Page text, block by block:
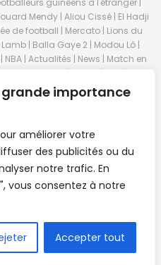
importance
améliorer votre
des publicités ou du
notre trafic. En
vous consentez à notre
Accepter tout
guinéens à l'étranger |
Mendy | Aliou Cissé | El Hadji
de football | Mercato | Lions du
| Balla Gaye 2 | Modou Lô |
NBA | Actualités | News | Match en
League | Ligue 1 | Liga | Serie
Guineen | Basket Guineens | Foot
Guinee | Championnat Guinée |
des nations de football |
de Guinée | Senegal Equipe |
de Guinée | Stade du 28
| Sport Senegal | Paris Foot |
| La Guinée | Live Sport | RTG |
direct | Eurosports | Football
| Clubs de football guinéens |
byConfordev.